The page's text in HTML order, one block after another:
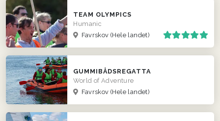
TEAM OLYMPICS
Humanic
Favrskov (Hele landet)
GUMMIBÅDSREGATTA
World of Adventure
Favrskov (Hele landet)